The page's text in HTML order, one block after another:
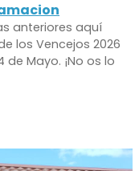
anteriores aquí
los Vencejos 2026
Mayo. ¡No os lo